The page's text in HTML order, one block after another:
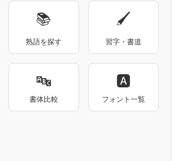
📚
熟語を探す
🖌
習字・書道
🔤
書体比較
🅰
フォント一覧